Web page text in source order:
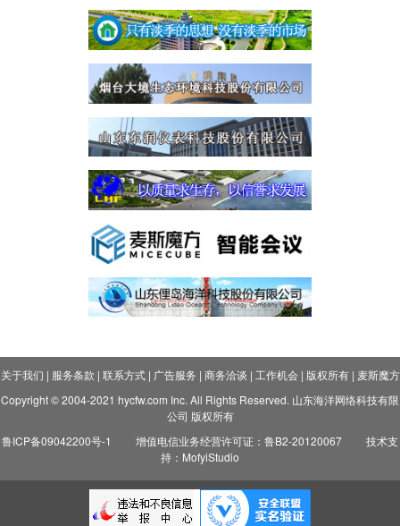
关于我们 | 服务条款 | 联系方式| 广告服务 | 商务洽谈 | 工作机会| 版权所有| 麦斯魔方
Copyright © 2004-2021 hycfw.com Inc. All Rights Reserved. 山东海洋网络科技有限
公司 版权所有
鲁ICP备09042200号-1
增值电信业务经营许可证：鲁B2-20120067
技术支
持：MofyiStudio